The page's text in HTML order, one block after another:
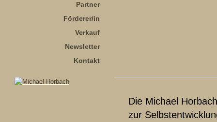
Partner
Förderer/in
Verkauf
Newsletter
Kontakt
Die Michael
zur